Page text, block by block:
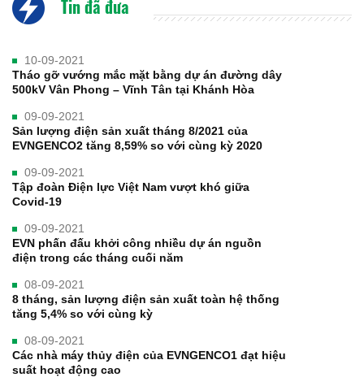
Tin đã đưa
10-09-2021
Tháo gỡ vướng mắc mặt bằng dự án đường dây
500kV Vân Phong – Vĩnh Tân tại Khánh Hòa
09-09-2021
Sản lượng điện sản xuất tháng 8/2021 của
EVNGENCO2 tăng 8,59% so với cùng kỳ 2020
09-09-2021
Tập đoàn Điện lực Việt Nam vượt khó giữa
Covid-19
09-09-2021
EVN phấn đấu khởi công nhiều dự án nguồn
điện trong các tháng cuối năm
08-09-2021
8 tháng, sản lượng điện sản xuất toàn hệ thống
tăng 5,4% so với cùng kỳ
08-09-2021
Các nhà máy thủy điện của EVNGENCO1 đạt hiệu
suất hoạt động cao